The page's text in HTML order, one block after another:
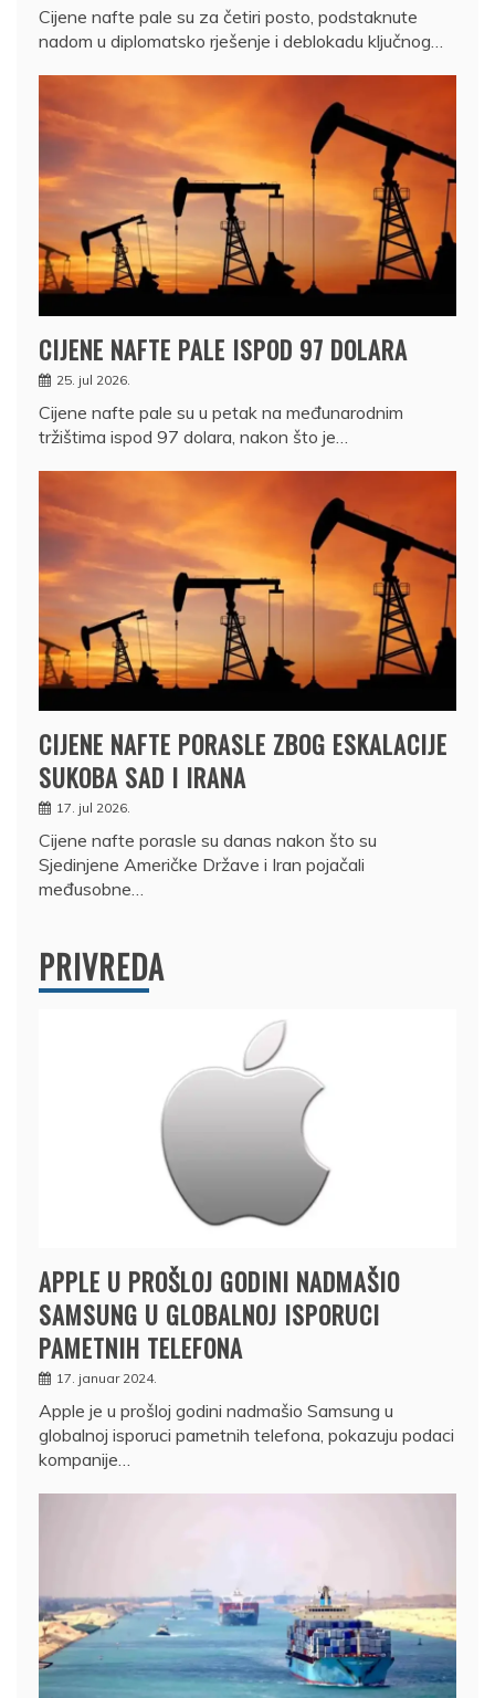
Cijene nafte pale su za četiri posto, podstaknute
nadom u diplomatsko rješenje i deblokadu ključnog…
CIJENE NAFTE PALE ISPOD 97 DOLARA
25. jul 2026.
Cijene nafte pale su u petak na međunarodnim
tržištima ispod 97 dolara, nakon što je…
CIJENE NAFTE PORASLE ZBOG ESKALACIJE
SUKOBA SAD I IRANA
17. jul 2026.
Cijene nafte porasle su danas nakon što su
Sjedinjene Američke Države i Iran pojačali
međusobne…
PRIVREDA
APPLE U PROŠLOJ GODINI NADMAŠIO
SAMSUNG U GLOBALNOJ ISPORUCI
PAMETNIH TELEFONA
17. januar 2024.
Apple je u prošloj godini nadmašio Samsung u
globalnoj isporuci pametnih telefona, pokazuju podaci
kompanije…